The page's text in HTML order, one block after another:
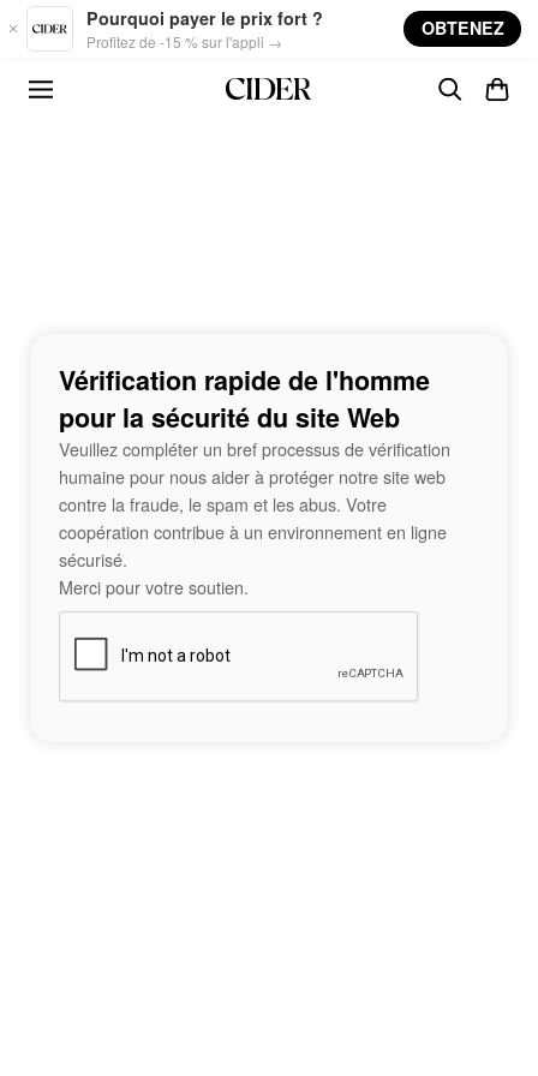
Skip to main content
Pourquoi payer le prix fort ?
Profitez de -15 % sur l'appli →
OBTENEZ
Vérification rapide de l'homme
pour la sécurité du site Web
Veuillez compléter un bref processus de vérification
humaine pour nous aider à protéger notre site web
contre la fraude, le spam et les abus. Votre
coopération contribue à un environnement en ligne
sécurisé.
Merci pour votre soutien.